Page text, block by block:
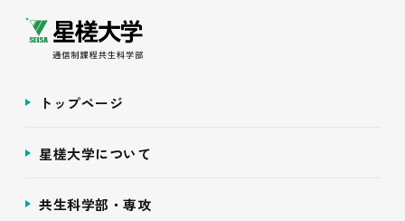
トップページ
星槎大学について
共生科学部・専攻